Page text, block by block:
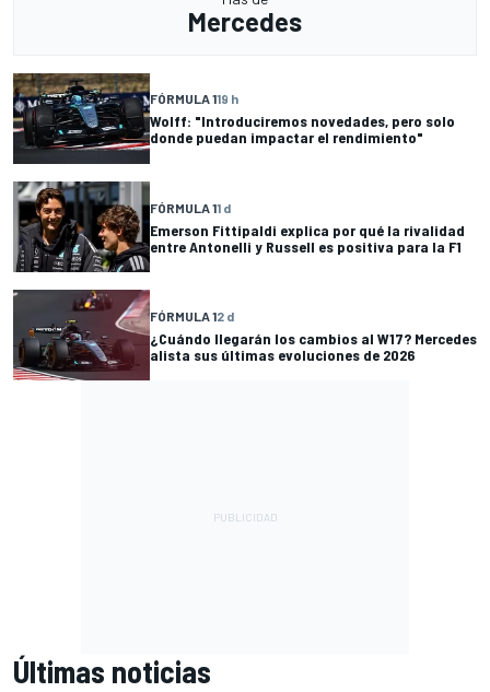
Mercedes
FÓRMULA 119 h
Wolff: "Introduciremos novedades, pero solo
donde puedan impactar el rendimiento"
FÓRMULA 11 d
Emerson Fittipaldi explica por qué la rivalidad
entre Antonelli y Russell es positiva para la F1
FÓRMULA 12 d
¿Cuándo llegarán los cambios al W17? Mercedes
alista sus últimas evoluciones de 2026
Últimas noticias